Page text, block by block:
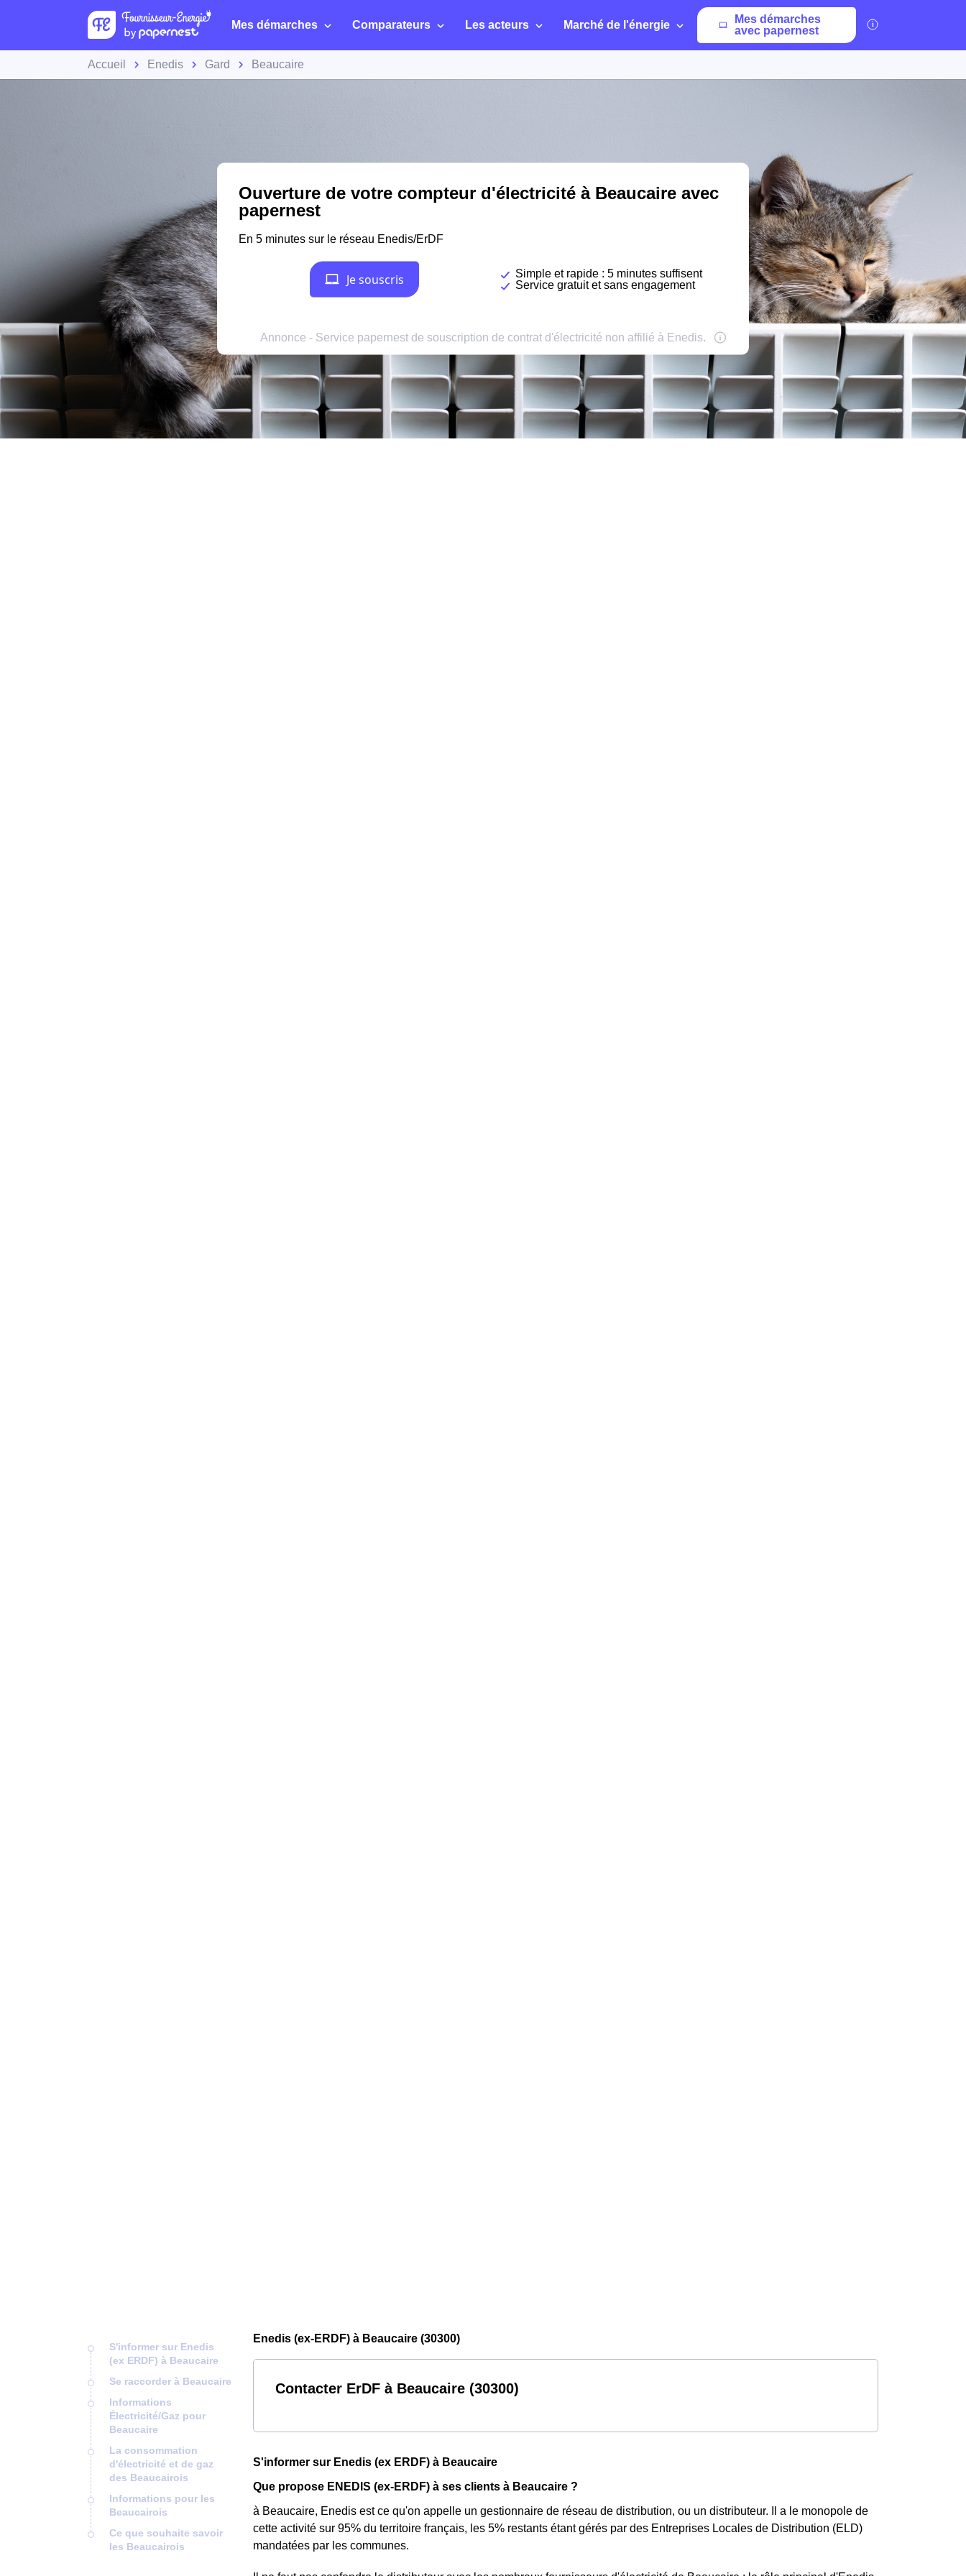
Mes démarches Comparateurs Les acteurs Marché de l'énergie
Mes démarches
avec papernest
Accueil Enedis Gard Beaucaire
S'informer sur Enedis
(ex ERDF) à Beaucaire
Se raccorder à Beaucaire
Informations
Électricité/Gaz pour
Beaucaire
La consommation
d'électricité et de gaz
des Beaucairois
Informations pour les
Beaucairois
Ce que souhaite savoir
les Beaucairois
Enedis (ex-ERDF) à Beaucaire (30300)
Contacter ErDF à Beaucaire (30300)
S'informer sur Enedis (ex ERDF) à Beaucaire
Que propose ENEDIS (ex-ERDF) à ses clients à Beaucaire ?
à Beaucaire, Enedis est ce qu'on appelle un gestionnaire de réseau de distribution, ou un distributeur. Il a le monopole de
cette activité sur 95% du territoire français, les 5% restants étant gérés par des Entreprises Locales de Distribution (ELD)
mandatées par les communes.